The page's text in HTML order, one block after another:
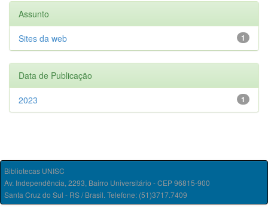
Assunto
1
Sites da web
Data de Publicação
1
2023
Bibliotecas UNISC
Av. Independência, 2293, Bairro Universitário - CEP 96815-900
Santa Cruz do Sul - RS / Brasil. Telefone: (51)3717.7409